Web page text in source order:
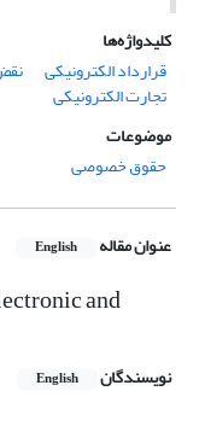
کلیدواژه‌ها
قرارداد الکترونیکی
تجارت الکترونیکی
موضوعات
حقوق خصوصی
عنوان مقاله English
and
نویسندگان English